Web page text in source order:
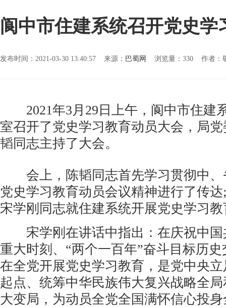
阆中市住建系统召开党史学
发布时间：2021-03-30 13:40:57 来源： 巴蜀网 浏览量： 330 作者：
2021年3月29日上午，阆中市住建
室召开了党史学习教育动员大会，局
韬同志主持了大会。
会上，陈韬同志首先学习贯彻中、
党史学习教育动员会议精神进行了传
宋学刚同志就住建系统开展党史学习
宋学刚在讲话中指出：在庆祝中国
重大时刻、“两个一百年”奋斗目标历
在全党开展党史学习教育，是党中央
起点、统筹中华民族伟大复兴战略全
大变局，为动员全党全国满怀信心投